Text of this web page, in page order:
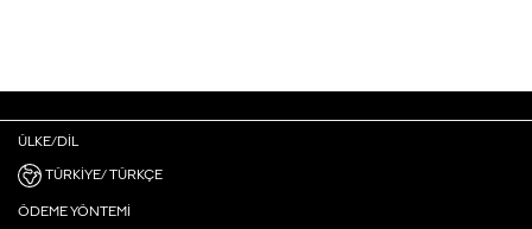
ÜLKE/DIL
TÜRKIYE/ TÜRKÇE
ÖDEME YÖNTEMI